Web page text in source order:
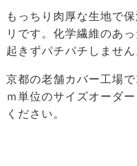
もっちり肉厚な生地で
リです。化学繊維のあ
起きずパチパチしませ
京都の老舗カバー工場
ｍ単位のサイズオーダ
ください。